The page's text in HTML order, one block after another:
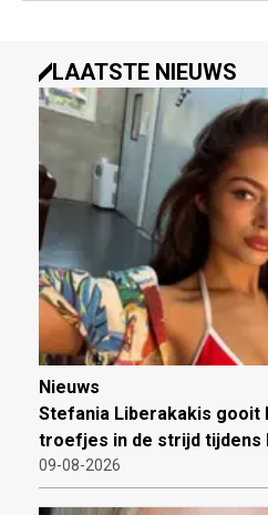
LAATSTE NIEUWS
Nieuws
Stefania Liberakakis gooit
troefjes in de strijd tijdens
09-08-2026